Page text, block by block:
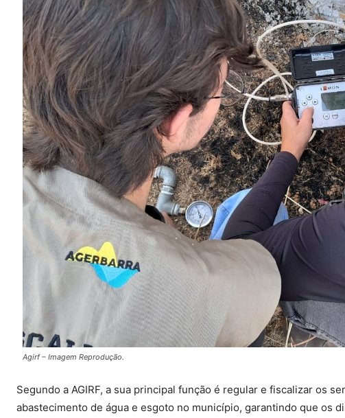
Agirf – Imagem Reprodução.
Segundo a AGIRF, a sua principal função é regular e fiscalizar os
abastecimento de água e esgoto no município, garantindo que os